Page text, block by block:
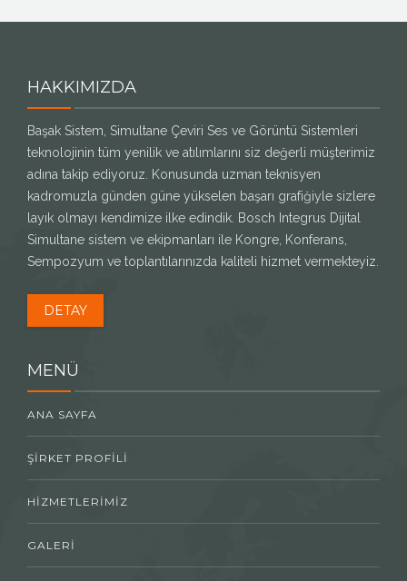
HAKKIMIZDA
Başak Sistem, Simultane Çeviri Ses ve Görüntü Sistemleri
teknolojinin tüm yenilik ve atılımlarını siz değerli müşterimiz
adına takip ediyoruz. Konusunda uzman teknisyen
kadromuzla günden güne yükselen başarı grafiğiyle sizlere
layık olmayı kendimize ilke edindik. Bosch Integrus Dijital
Simultane sistem ve ekipmanları ile Kongre, Konferans,
Sempozyum ve toplantılarınızda kaliteli hizmet vermekteyiz.
DETAY
MENÜ
ANA SAYFA
ŞIRKET PROFILI
HIZMETLERIMIZ
GALERI